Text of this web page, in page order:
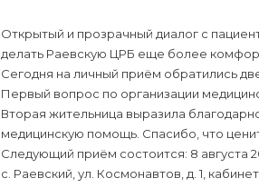
Открытый и прозрачный диалог с
делать Раевскую ЦРБ еще более
Сегодня на личный приём обратились
Первый вопрос по организации
Вторая жительница выразила
медицинскую помощь. Спасибо, что
Следующий приём состоится: 8 августа
с. Раевский, ул. Космонавтов, д. 1, кабинет